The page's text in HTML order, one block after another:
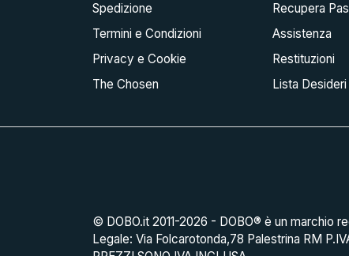
Spedizione
Termini e Condizioni
Privacy e Cookie
The Chosen
Recupera
Assistenza
Restituzioni
Lista Desideri
© DOBO.it 2011-2026 - DOBO® è un marchio
Legale: Via Folcarotonda,78 Palestrina RM